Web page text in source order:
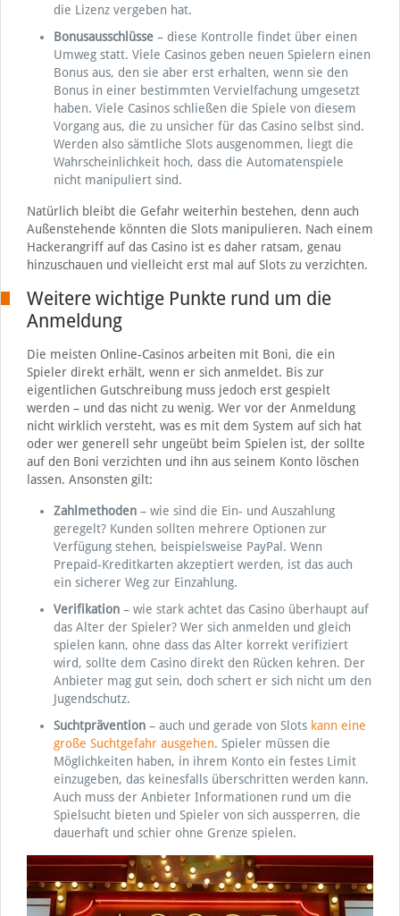
die Lizenz vergeben hat.
Bonusausschlüsse– diese Kontrolle findet über einen
Umweg statt. Viele Casinos geben neuen Spielern einen
Bonus aus, den sie aber erst erhalten, wenn sie den
Bonus in einer bestimmten Vervielfachung umgesetzt
haben. Viele Casinos schließen die Spiele von diesem
Vorgang aus, die zu unsicher für das Casino selbst sind.
Werden also sämtliche Slots ausgenommen, liegt die
Wahrscheinlichkeit hoch, dass die Automatenspiele
nicht manipuliert sind.
Natürlich bleibt die Gefahr weiterhin bestehen, denn auch
Außenstehende könnten die Slots manipulieren. Nach einem
Hackerangriff auf das Casino ist es daher ratsam, genau
hinzuschauen und vielleicht erst mal auf Slots zu verzichten.
Weitere wichtige Punkte rund um die
Anmeldung
Die meisten Online-Casinos arbeiten mit Boni, die ein
Spieler direkt erhält, wenn er sich anmeldet. Bis zur
eigentlichen Gutschreibung muss jedoch erst gespielt
werden – und das nicht zu wenig. Wer vor der Anmeldung
nicht wirklich versteht, was es mit dem System auf sich hat
oder wer generell sehr ungeübt beim Spielen ist, der sollte
auf den Boni verzichten und ihn aus seinem Konto löschen
lassen. Ansonsten gilt:
Zahlmethoden– wie sind die Ein- und Auszahlung
geregelt? Kunden sollten mehrere Optionen zur
Verfügung stehen, beispielsweise PayPal. Wenn
Prepaid-Kreditkarten akzeptiert werden, ist das auch
ein sicherer Weg zur Einzahlung.
Verifikation– wie stark achtet das Casino überhaupt auf
das Alter der Spieler? Wer sich anmelden und gleich
spielen kann, ohne dass das Alter korrekt verifiziert
wird, sollte dem Casino direkt den Rücken kehren. Der
Anbieter mag gut sein, doch schert er sich nicht um den
Jugendschutz.
Suchtprävention– auch und gerade von Slots kann eine
große Suchtgefahr ausgehen. Spieler müssen die
Möglichkeiten haben, in ihrem Konto ein festes Limit
einzugeben, das keinesfalls überschritten werden kann.
Auch muss der Anbieter Informationen rund um die
Spielsucht bieten und Spieler von sich aussperren, die
dauerhaft und schier ohne Grenze spielen.